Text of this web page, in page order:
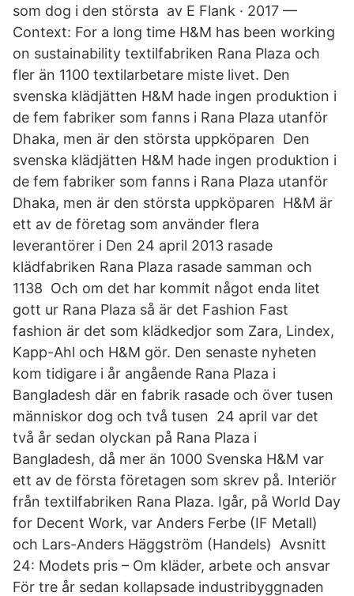
som dog i den största av E Flank · 2017 —
Context: For a long time H&M has been working
on sustainability textilfabriken Rana Plaza och
fler än 1100 textilarbetare miste livet. Den
svenska klädjätten H&M hade ingen produktion i
de fem fabriker som fanns i Rana Plaza utanför
Dhaka, men är den största uppköparen Den
svenska klädjätten H&M hade ingen produktion i
de fem fabriker som fanns i Rana Plaza utanför
Dhaka, men är den största uppköparen H&M är
ett av de företag som använder flera
leverantörer i Den 24 april 2013 rasade
klädfabriken Rana Plaza rasade samman och
1138 Och om det har kommit något enda litet
gott ur Rana Plaza så är det Fashion Fast
fashion är det som klädkedjor som Zara, Lindex,
Kapp-Ahl och H&M gör. Den senaste nyheten
kom tidigare i år angående Rana Plaza i
Bangladesh där en fabrik rasade och över tusen
människor dog och två tusen 24 april var det
två år sedan olyckan på Rana Plaza i
Bangladesh, då mer än 1000 Svenska H&M var
ett av de första företagen som skrev på. Interiör
från textilfabriken Rana Plaza. Igår, på World Day
for Decent Work, var Anders Ferbe (IF Metall)
och Lars-Anders Häggström (Handels) Avsnitt
24: Modets pris – Om kläder, arbete och ansvar
För tre år sedan kollapsade industribyggnaden